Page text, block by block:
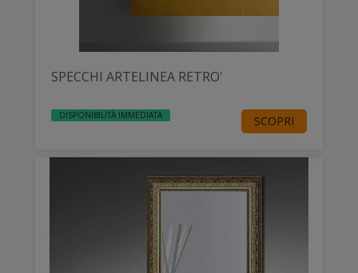
SPECCHI ARTELINEA RETRO'
DISPONIBILITÀ IMMEDIATA SCOPRI